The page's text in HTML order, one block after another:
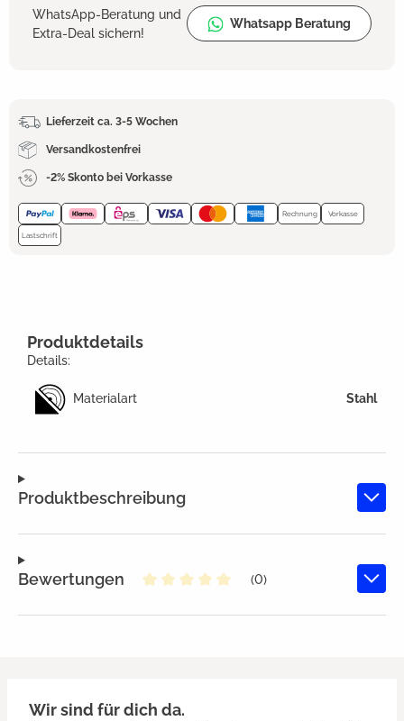
WhatsApp-Beratung und
Extra-Deal sichern!
Whatsapp Beratung
Lieferzeit ca. 3-5 Wochen
Versandkostenfrei
-2% Skonto bei Vorkasse
Rechnung Vorkasse
Lastschrift
Produktbeschreibung
Bewertungen
(0)
Produktdetails
Details:
Materialart Stahl
Wir sind für dich da.